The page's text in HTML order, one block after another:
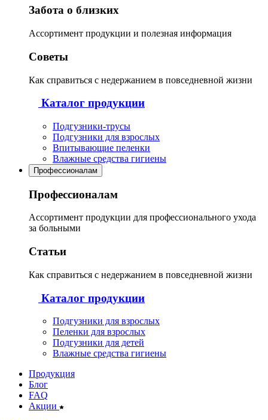
Забота о близких
Ассортимент продукции и полезная информация
Советы
Как справиться с недержанием в повседневной жизни
Каталог продукции
Подгузники-трусы
Подгузники для взрослых
Впитывающие пеленки
Влажные средства гигиены
Профессионалам
Профессионалам
Ассортимент продукции для профессионального ухода
за больными
Статьи
Как справиться с недержанием в повседневной жизни
Каталог продукции
Подгузники для взрослых
Пеленки для взрослых
Подгузники для детей
Влажные средства гигиены
Продукция
Блог
FAQ
Акции